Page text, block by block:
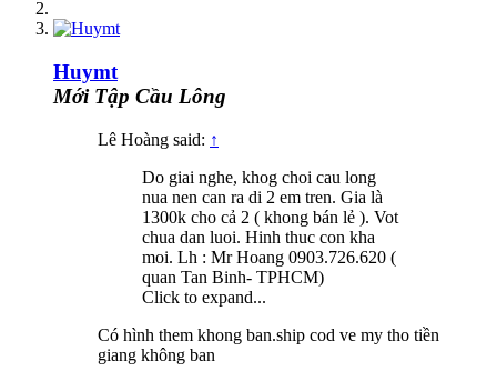
Huymt
Mới Tập Cầu Lông
Lê Hoàng said: ↑
Do giai nghe, khog choi cau long
nua nen can ra di 2 em tren. Gia là
1300k cho cả 2 ( khong bán lẻ ). Vot
chua dan luoi. Hinh thuc con kha
moi. Lh : Mr Hoang 0903.726.620 (
quan Tan Binh- TPHCM)
Click to expand...
Có hình them khong ban.ship cod ve my tho tiền
giang không ban